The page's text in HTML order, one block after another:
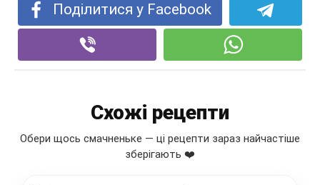
Поділитися у Facebook
Схожі рецепти
Обери щось смачненьке — ці рецепти зараз найчастіше
зберігають ❤️